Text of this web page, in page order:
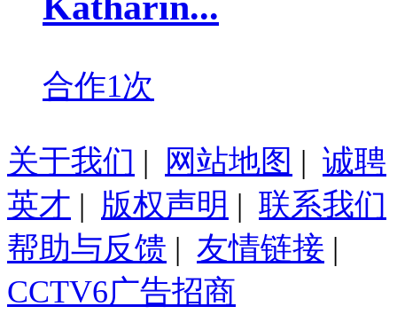
合作1次
关于我们 | 网站地图 | 诚聘
英才 | 版权声明 | 联系我们
帮助与反馈 | 友情链接 |
CCTV6广告招商